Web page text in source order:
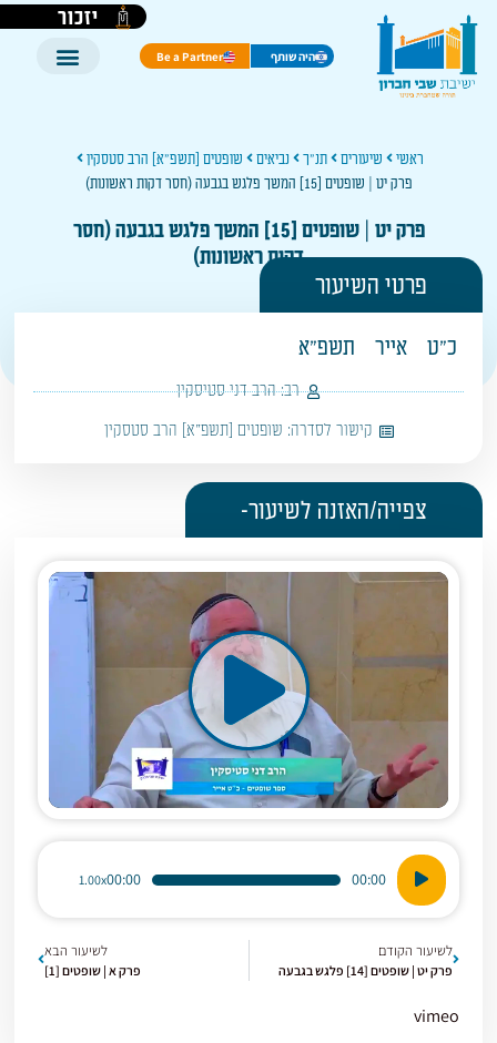
יזכור
היה שותף Be a Partner
ראשי שיעורים תנ"ך נביאים
שופטים [תשפ"א] הרב סטסקין
פרק יט | שופטים [15] המשך פלגש בגבעה (חסר דקות ראשונות)
פרק יט | שופטים [15] המשך פלגש בגבעה (חסר
דקות ראשונות)
פרטי השיעור
כ"ט אייר תשפ"א
רב: הרב דני סטיסקין
קישור לסדרה: שופטים [תשפ"א] הרב סטסקין
צפייה/האזנה לשיעור-
נגן
אודיו
00:00
00:00
1.00x
לשיעור הקודם
פרק יט | שופטים [14] פלגש בגבעה
לשיעור הבא
פרק א | שופטים [1]
vimeo